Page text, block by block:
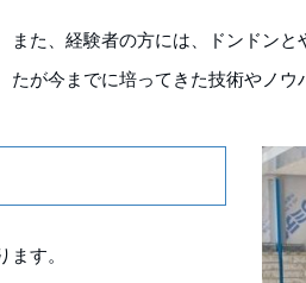
また、経験者の方には、ドンドン
たが今までに培ってきた技術やノウ
す。